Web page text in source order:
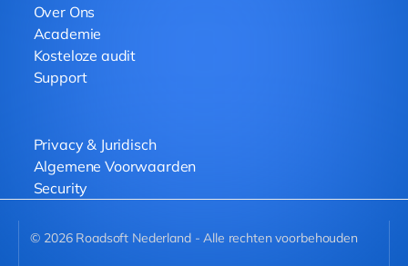
Over Ons
Academie
Kosteloze audit
Support
Privacy & Juridisch
Algemene Voorwaarden
Security
© 2026Roadsoft Nederland - Alle rechten voorbehouden